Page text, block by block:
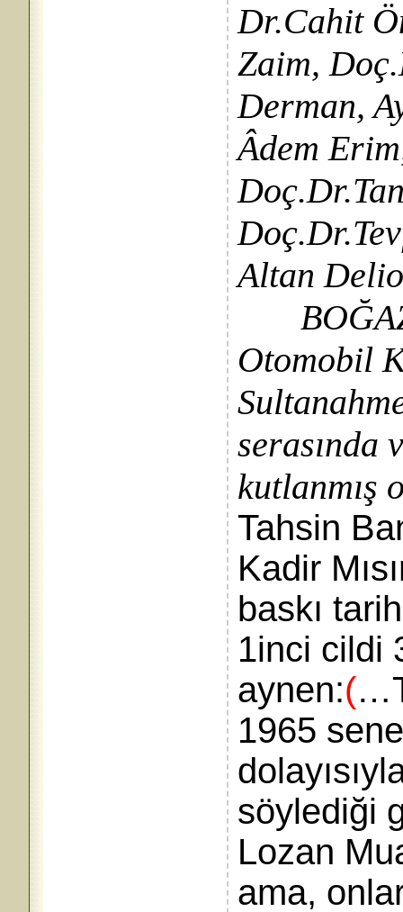
Dr.Cahit
Zaim,
Derman,
Âdem
Altan
Otomobil
serasında
kutlanmış
Tahsin
Kadir
baskı
1inci cildi
aynen:(
1965
söylediği
Lozan
ama,